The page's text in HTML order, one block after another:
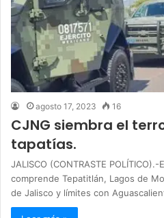
agosto 17, 2023 16
CJNG siembra el
tapatías.
JALISCO (CONTRASTE
comprende Tepatitlán, Lagos de
de Jalisco y límites con